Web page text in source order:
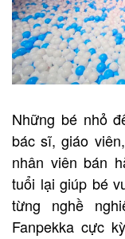
Những bé nhỏ
bác sĩ, giáo
nhân viên bán
tuổi lại giúp bé
từng nghề
Fanpekka cực